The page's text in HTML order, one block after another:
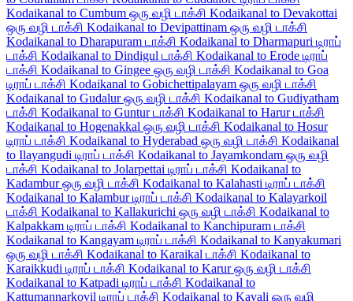
Kodaikanal to Cumbum ஒரு வழி டாக்சி Kodaikanal to Devakottai
ஒரு வழி டாக்சி Kodaikanal to Devipattinam ஒரு வழி டாக்சி
Kodaikanal to Dharapuram டாக்சி Kodaikanal to Dharmapuri டிராப்
டாக்சி Kodaikanal to Dindigul டாக்சி Kodaikanal to Erode டிராப்
டாக்சி Kodaikanal to Gingee ஒரு வழி டாக்சி Kodaikanal to Goa
டிராப் டாக்சி Kodaikanal to Gobichettipalayam ஒரு வழி டாக்சி
Kodaikanal to Gudalur ஒரு வழி டாக்சி Kodaikanal to Gudiyatham
டாக்சி Kodaikanal to Guntur டாக்சி Kodaikanal to Harur டாக்சி
Kodaikanal to Hogenakkal ஒரு வழி டாக்சி Kodaikanal to Hosur
டிராப் டாக்சி Kodaikanal to Hyderabad ஒரு வழி டாக்சி Kodaikanal
to Ilayangudi டிராப் டாக்சி Kodaikanal to Jayamkondam ஒரு வழி
டாக்சி Kodaikanal to Jolarpettai டிராப் டாக்சி Kodaikanal to
Kadambur ஒரு வழி டாக்சி Kodaikanal to Kalahasti டிராப் டாக்சி
Kodaikanal to Kalambur டிராப் டாக்சி Kodaikanal to Kalayarkoil
டாக்சி Kodaikanal to Kallakurichi ஒரு வழி டாக்சி Kodaikanal to
Kalpakkam டிராப் டாக்சி Kodaikanal to Kanchipuram டாக்சி
Kodaikanal to Kangayam டிராப் டாக்சி Kodaikanal to Kanyakumari
ஒரு வழி டாக்சி Kodaikanal to Karaikal டாக்சி Kodaikanal to
Karaikkudi டிராப் டாக்சி Kodaikanal to Karur ஒரு வழி டாக்சி
Kodaikanal to Katpadi டிராப் டாக்சி Kodaikanal to
Kattumannarkovil டிராப் டாக்சி Kodaikanal to Kavali ஒரு வழி